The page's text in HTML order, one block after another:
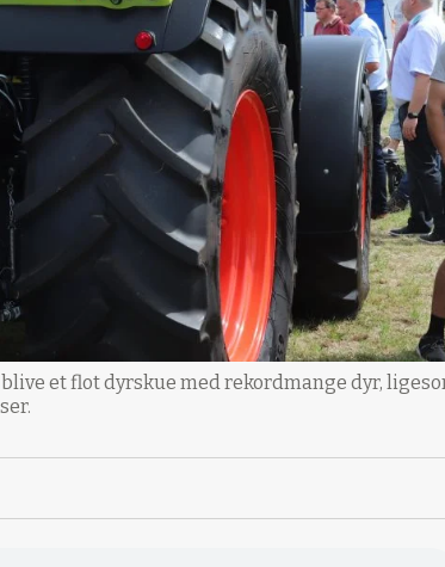
et flot dyrskue med rekordmange dyr,